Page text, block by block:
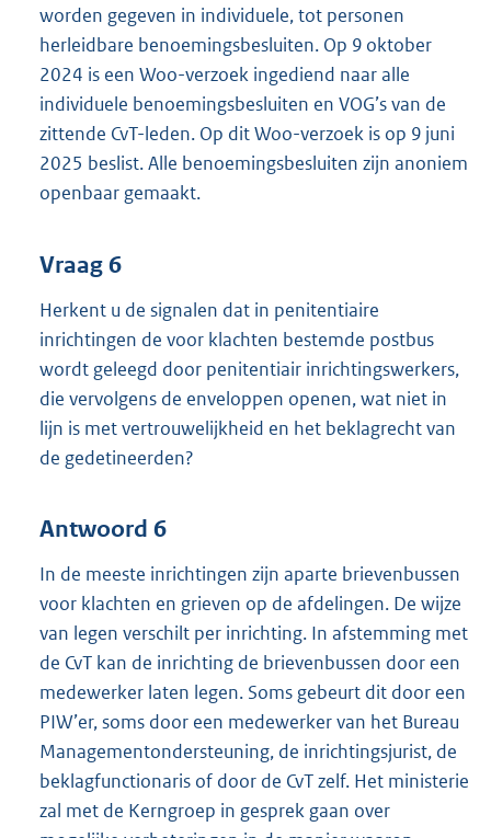
worden gegeven in individuele, tot personen
herleidbare benoemingsbesluiten. Op 9 oktober
2024 is een Woo-verzoek ingediend naar alle
individuele benoemingsbesluiten en VOG’s van de
zittende CvT-leden. Op dit Woo-verzoek is op 9 juni
2025 beslist. Alle benoemingsbesluiten zijn anoniem
openbaar gemaakt.
Vraag 6
Herkent u de signalen dat in penitentiaire
inrichtingen de voor klachten bestemde postbus
wordt geleegd door penitentiair inrichtingswerkers,
die vervolgens de enveloppen openen, wat niet in
lijn is met vertrouwelijkheid en het beklagrecht van
de gedetineerden?
Antwoord 6
In de meeste inrichtingen zijn aparte brievenbussen
voor klachten en grieven op de afdelingen. De wijze
van legen verschilt per inrichting. In afstemming met
de CvT kan de inrichting de brievenbussen door een
medewerker laten legen. Soms gebeurt dit door een
PIW’er, soms door een medewerker van het Bureau
Managementondersteuning, de inrichtingsjurist, de
beklagfunctionaris of door de CvT zelf. Het ministerie
zal met de Kerngroep in gesprek gaan over